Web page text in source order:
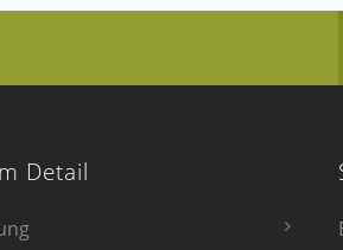
Detail